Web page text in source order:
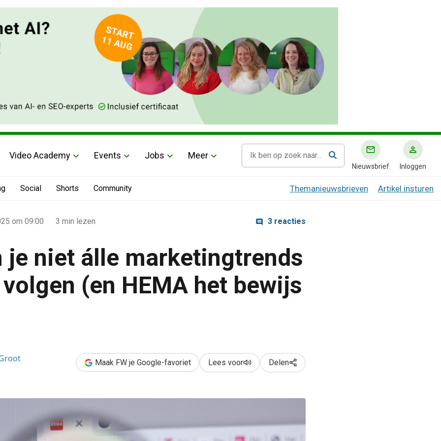
Video Academy Events Jobs Meer
Nieuwsbrief Inloggen
Social Shorts Community Themanieuwsbrieven Artikel insturen
hoeft te volgen (en HEMA het bewijs levert)
om 09:00 3 min lezen 3 reacties
je niet álle marketingtrends
(en HEMA het bewijs
Maak FW je Google-favoriet Lees voor Delen